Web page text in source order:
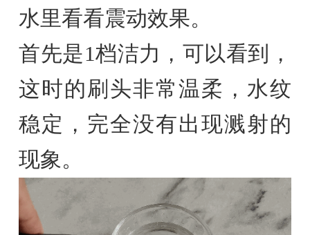
水里看看震动效果。
首先是1档洁力，可以看到，
这时的刷头非常温柔，水纹
稳定，完全没有出现溅射的
现象。